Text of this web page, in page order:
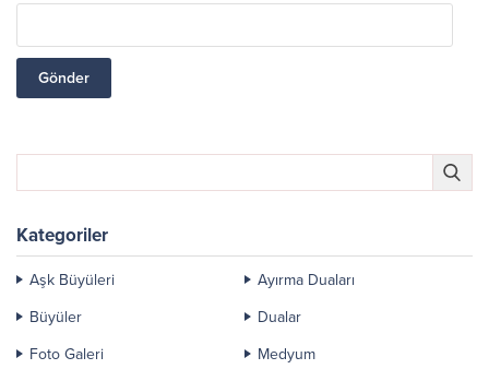
Kategoriler
Aşk Büyüleri
Ayırma Duaları
Büyüler
Dualar
Foto Galeri
Medyum